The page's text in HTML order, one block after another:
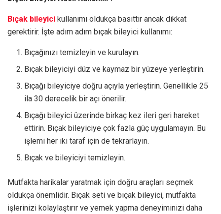
Bıçak bileyici kullanımı oldukça basittir ancak dikkat
gerektirir. İşte adım adım bıçak bileyici kullanımı:
Bıçağınızı temizleyin ve kurulayın.
Bıçak bileyiciyi düz ve kaymaz bir yüzeye yerleştirin.
Bıçağı bileyiciye doğru açıyla yerleştirin. Genellikle 25
ila 30 derecelik bir açı önerilir.
Bıçağı bileyici üzerinde birkaç kez ileri geri hareket
ettirin. Bıçak bileyiciye çok fazla güç uygulamayın. Bu
işlemi her iki taraf için de tekrarlayın.
Bıçak ve bileyiciyi temizleyin.
Mutfakta harikalar yaratmak için doğru araçları seçmek
oldukça önemlidir. Bıçak seti ve bıçak bileyici, mutfakta
işlerinizi kolaylaştırır ve yemek yapma deneyiminizi daha